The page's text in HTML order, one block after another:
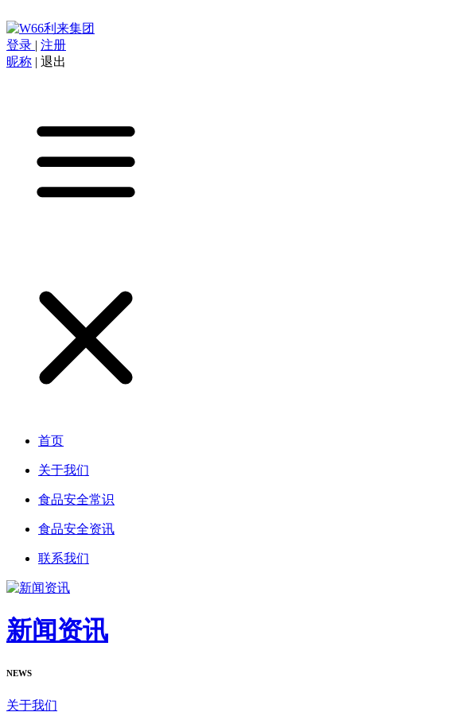
登录 | 注册
昵称 | 退出
首页
关于我们
食品安全常识
食品安全资讯
联系我们
新闻资讯
NEWS
关于我们